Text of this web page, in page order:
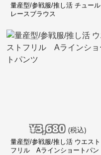
量産型/参戦服/推し活 チュール
レースブラウス
¥3,680 (税込)
量産型/参戦服/推し活 ウエスト
フリル Aラインショートパン